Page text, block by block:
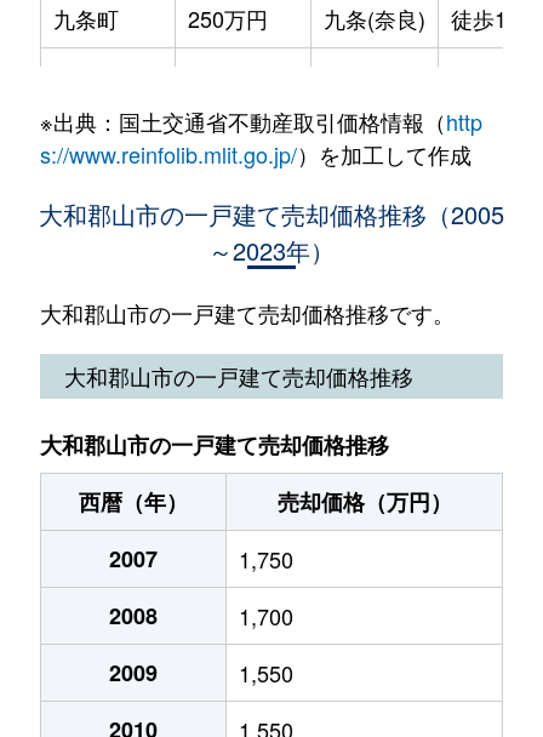
九条町
250万円 九条(奈良)
徒歩10分
九条町
950万円 九条(奈良)
徒歩8分
6,500万円
九条平野町
350万円 九条(奈良)
小泉町
880万円 大和小泉
小泉町
100万円 大和小泉
徒歩23分
小泉町
100万円 大和小泉
徒歩8分
小泉町
小泉町
1,200万円
※出典：国土交通省不動産取引価格情報（http
s://www.reinfolib.mlit.go.jp/）を加工して作成
大和郡山市の一戸建て売却価格推移（2005
～2023年）
大和郡山市の一戸建て売却価格推移です。
大和郡山市の一戸建て売却価格推移
大和郡山市の一戸建て売却価格推移
西暦（年）
売却価格（万円）
2007
1,750
2008
1,700
2009
1,550
2010
1,550